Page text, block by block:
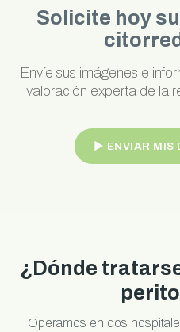
Solicite hoy
Envíe sus imágenes e
valoración experta de la
► ENVIAR MIS
¿Dónde
Operamos en dos